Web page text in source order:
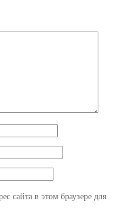
сайта в этом браузере для